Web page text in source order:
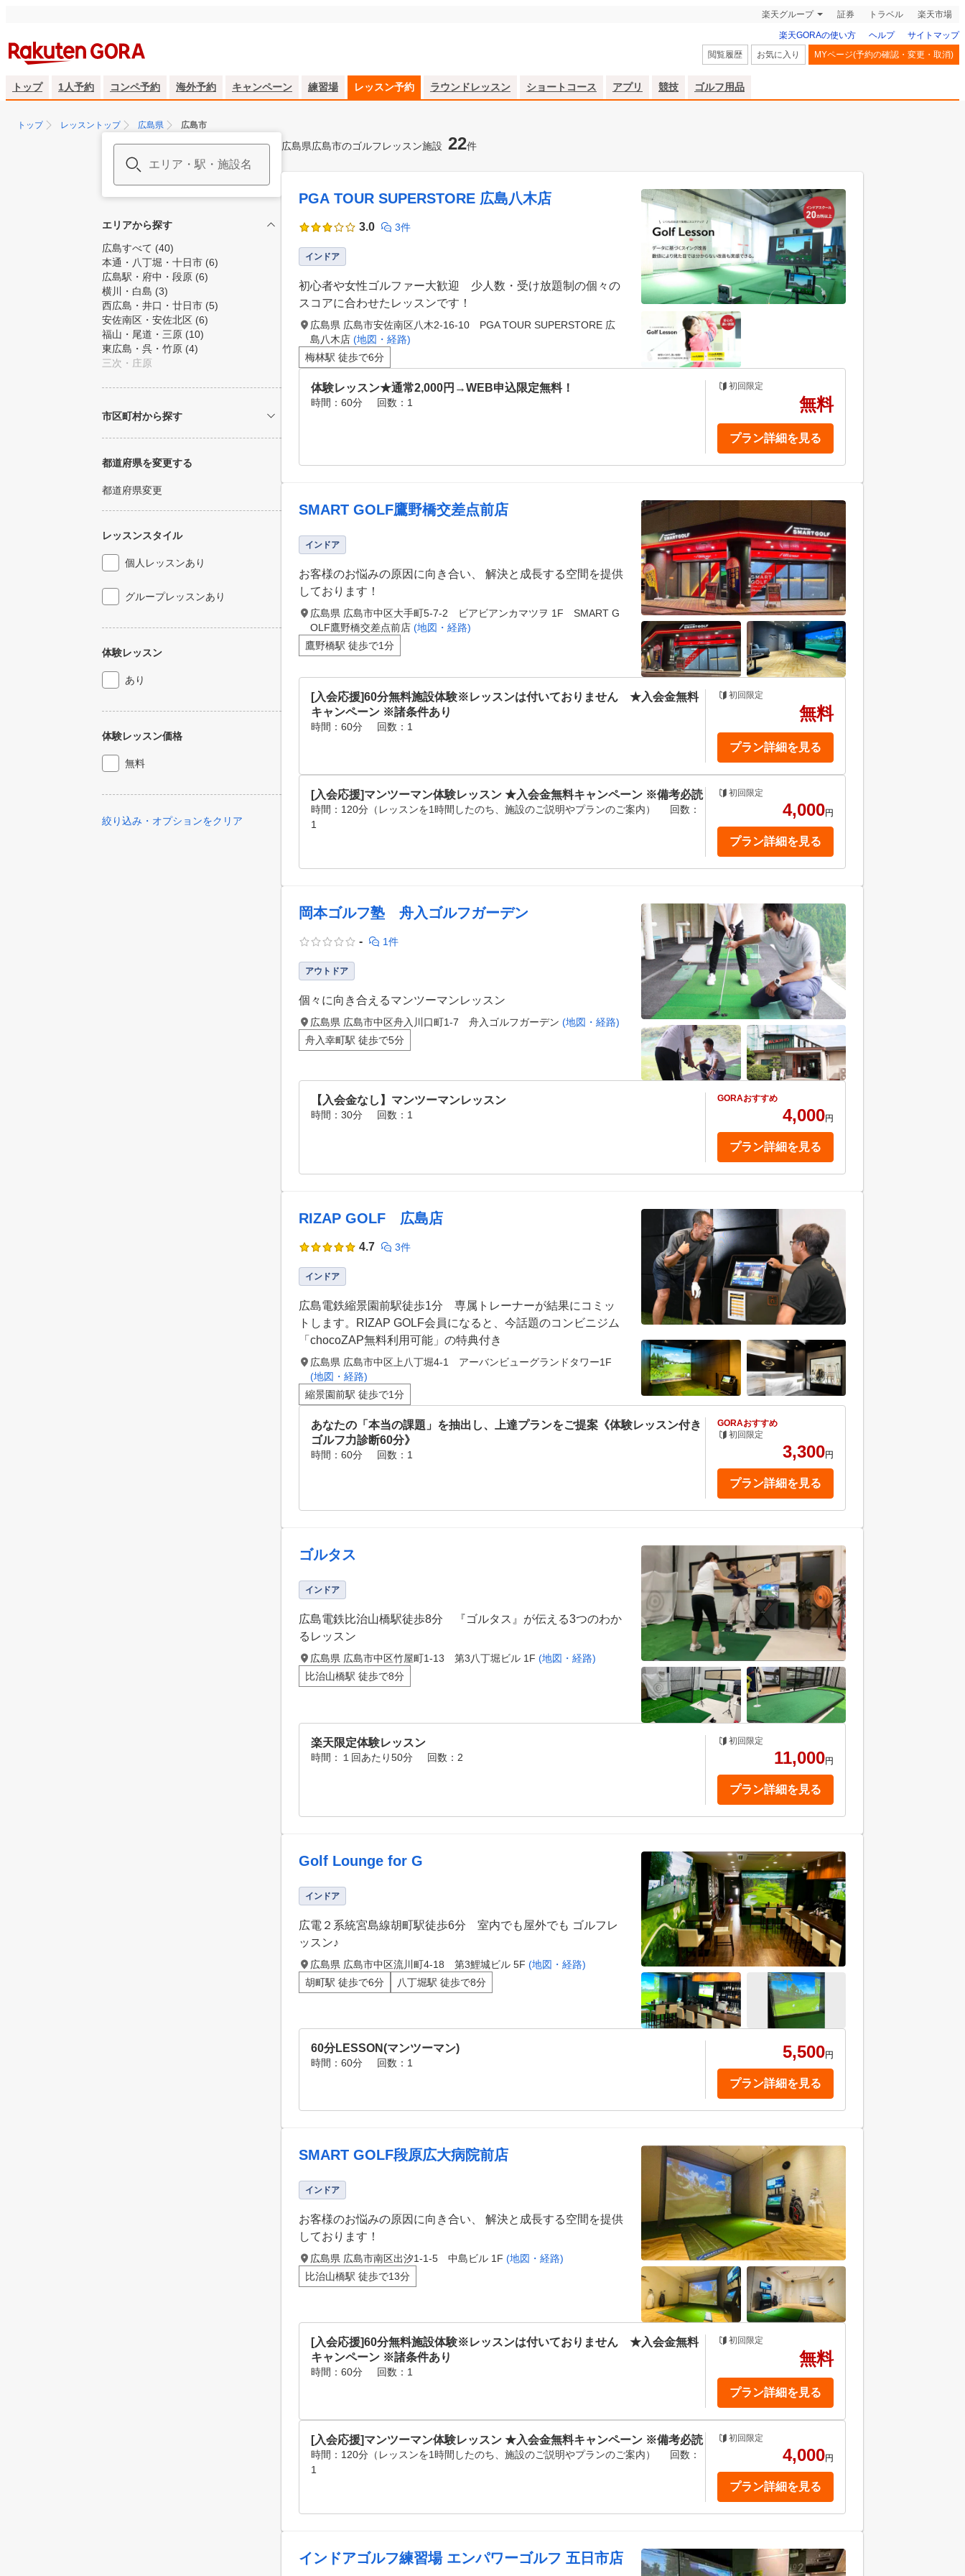
楽天グループ 証券 トラベル 楽天市場
楽天GORAの使い方 ヘルプ
サイトマップ
閲覧履歴
お気に入り MYページ(予約の確認・変更・取消)
トップ 1人予約 コンペ予約 海外予約 キャンペーン 練習場 レッスン予約 ラウンドレッスン ショートコース アプリ 競技 ゴルフ用品
トップ レッスントップ 広島県 広島市
エリアから探す
広島すべて (40)
本通・八丁堀・十日市 (6)
広島駅・府中・段原 (6)
横川・白島 (3)
西広島・井口・廿日市 (5)
安佐南区・安佐北区 (6)
福山・尾道・三原 (10)
東広島・呉・竹原 (4)
三次・庄原
市区町村から探す
都道府県を変更する
都道府県変更
レッスンスタイル
個人レッスンあり
グループレッスンあり
体験レッスン
あり
体験レッスン価格
無料
絞り込み・オプションをクリア
広島県広島市のゴルフレッスン施設 22件
PGA TOUR SUPERSTORE 広島八木店
3.0 3件
インドア
初心者や女性ゴルファー大歓迎 少人数・受け放題制の個々の
スコアに合わせたレッスンです！
広島県 広島市安佐南区八木2-16-10 PGA TOUR SUPERSTORE 広
島八木店 (地図・経路)
梅林駅 徒歩で6分
体験レッスン★通常2,000円→WEB申込限定無料！
時間：60分 回数：1
初回限定
無料
プラン詳細を見る
SMART GOLF鷹野橋交差点前店
インドア
お客様のお悩みの原因に向き合い、 解決と成長する空間を提供
しております！
広島県 広島市中区大手町5-7-2 ビアビアンカマツヲ 1F SMART G
OLF鷹野橋交差点前店 (地図・経路)
鷹野橋駅 徒歩で1分
[入会応援]60分無料施設体験※レッスンは付いておりません ★入会金無料
キャンペーン ※諸条件あり
時間：60分 回数：1
初回限定
無料
プラン詳細を見る
[入会応援]マンツーマン体験レッスン ★入会金無料キャンペーン ※備考必読
時間：120分（レッスンを1時間したのち、施設のご説明やプランのご案内）
回数：
1
初回限定
4,000円
プラン詳細を見る
岡本ゴルフ塾 舟入ゴルフガーデン
- 1件
アウトドア
個々に向き合えるマンツーマンレッスン
広島県 広島市中区舟入川口町1-7 舟入ゴルフガーデン (地図・経路)
舟入幸町駅 徒歩で5分
【入会金なし】マンツーマンレッスン
時間：30分 回数：1
GORAおすすめ
4,000円
プラン詳細を見る
RIZAP GOLF 広島店
4.7 3件
インドア
広島電鉄縮景園前駅徒歩1分 専属トレーナーが結果にコミッ
トします。RIZAP GOLF会員になると、今話題のコンビニジム
「chocoZAP無料利用可能」の特典付き
広島県 広島市中区上八丁堀4-1 アーバンビューグランドタワー1F
(地図・経路)
縮景園前駅 徒歩で1分
あなたの「本当の課題」を抽出し、上達プランをご提案《体験レッスン付き
ゴルフ力診断60分》
時間：60分 回数：1
GORAおすすめ
初回限定
3,300円
プラン詳細を見る
ゴルタス
インドア
広島電鉄比治山橋駅徒歩8分 『ゴルタス』が伝える3つのわか
るレッスン
広島県 広島市中区竹屋町1-13 第3八丁堀ビル 1F (地図・経路)
比治山橋駅 徒歩で8分
楽天限定体験レッスン
時間：１回あたり50分 回数：2
初回限定
11,000円
プラン詳細を見る
Golf Lounge for G
インドア
広電２系統宮島線胡町駅徒歩6分 室内でも屋外でも ゴルフレ
ッスン♪
広島県 広島市中区流川町4-18 第3鯉城ビル 5F (地図・経路)
胡町駅 徒歩で6分
八丁堀駅 徒歩で8分
60分LESSON(マンツーマン)
時間：60分 回数：1
5,500円
プラン詳細を見る
SMART GOLF段原広大病院前店
インドア
お客様のお悩みの原因に向き合い、 解決と成長する空間を提供
しております！
広島県 広島市南区出汐1-1-5 中島ビル 1F (地図・経路)
比治山橋駅 徒歩で13分
[入会応援]60分無料施設体験※レッスンは付いておりません ★入会金無料
キャンペーン ※諸条件あり
時間：60分 回数：1
初回限定
無料
プラン詳細を見る
[入会応援]マンツーマン体験レッスン ★入会金無料キャンペーン ※備考必読
時間：120分（レッスンを1時間したのち、施設のご説明やプランのご案内）
回数：
1
初回限定
4,000円
プラン詳細を見る
インドアゴルフ練習場 エンパワーゴルフ 五日市店